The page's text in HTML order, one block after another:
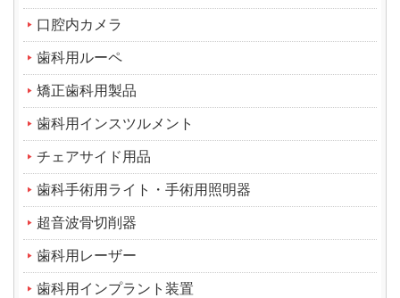
口腔内カメラ
歯科用ルーペ
矯正歯科用製品
歯科用インスツルメント
チェアサイド用品
歯科手術用ライト・手術用照明器
超音波骨切削器
歯科用レーザー
歯科用インプラント装置